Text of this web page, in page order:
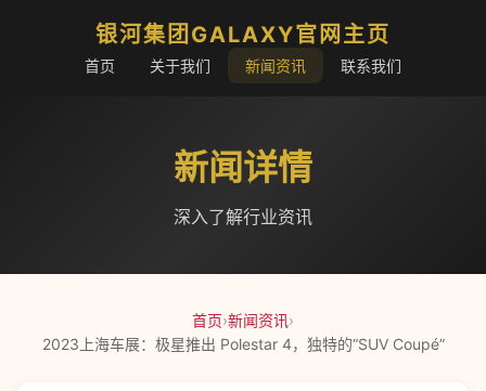
银河集团GALAXY官网主页
首页 关于我们 新闻资讯 联系我们
新闻详情
深入了解行业资讯
首页›新闻资讯›
2023上海车展：极星推出 Polestar 4，独特的“SUV Coupé”